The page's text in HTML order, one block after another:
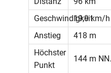
Geschwindigkeit19,9 km/h
Anstieg
418 m
Höchster
Punkt
144 m